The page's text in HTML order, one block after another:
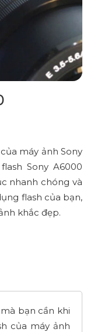
máy ảnh Sony
Sony A6000
nhanh chóng và
flash của bạn,
khắc đẹp.
bạn cần khi
của máy ảnh